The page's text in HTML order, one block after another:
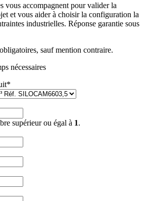
vous accompagnent pour valider la
et vous aider à choisir la configuration la
industrielles. Réponse garantie sous
sauf mention contraire.
nécessaires
*
supérieur ou égal à 1.